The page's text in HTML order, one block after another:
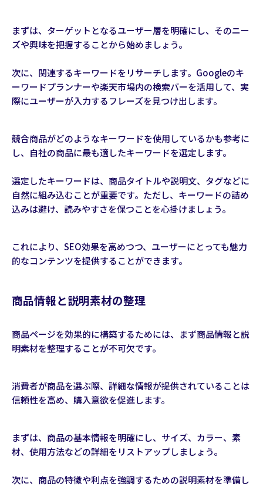
まずは、ターゲットとなるユーザー層を明確にし、そのニー
ズや興味を把握することから始めましょう。
次に、関連するキーワードをリサーチします。Googleのキ
ーワードプランナーや楽天市場内の検索バーを活用して、実
際にユーザーが入力するフレーズを見つけ出します。
競合商品がどのようなキーワードを使用しているかも参考に
し、自社の商品に最も適したキーワードを選定します。
選定したキーワードは、商品タイトルや説明文、タグなどに
自然に組み込むことが重要です。ただし、キーワードの詰め
込みは避け、読みやすさを保つことを心掛けましょう。
これにより、SEO効果を高めつつ、ユーザーにとっても魅力
的なコンテンツを提供することができます。
商品情報と説明素材の整理
商品ページを効果的に構築するためには、まず商品情報と説
明素材を整理することが不可欠です。
消費者が商品を選ぶ際、詳細な情報が提供されていることは
信頼性を高め、購入意欲を促進します。
まずは、商品の基本情報を明確にし、サイズ、カラー、素
材、使用方法などの詳細をリストアップしましょう。
次に、商品の特徴や利点を強調するための説明素材を準備し